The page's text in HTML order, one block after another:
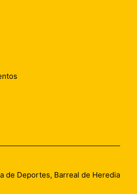
de Deportes, Barreal de Heredia